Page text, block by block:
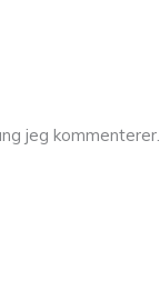
jeg kommenterer.